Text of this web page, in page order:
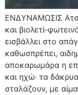
ΕΝΔΥΝΑΜΩΣΙΣ
και βιολετί-
εισβάλλει στο
καθωσπρέπει,
αποκαρωμάρα η
και ηχώ∙ τα
σταλάζουν, με